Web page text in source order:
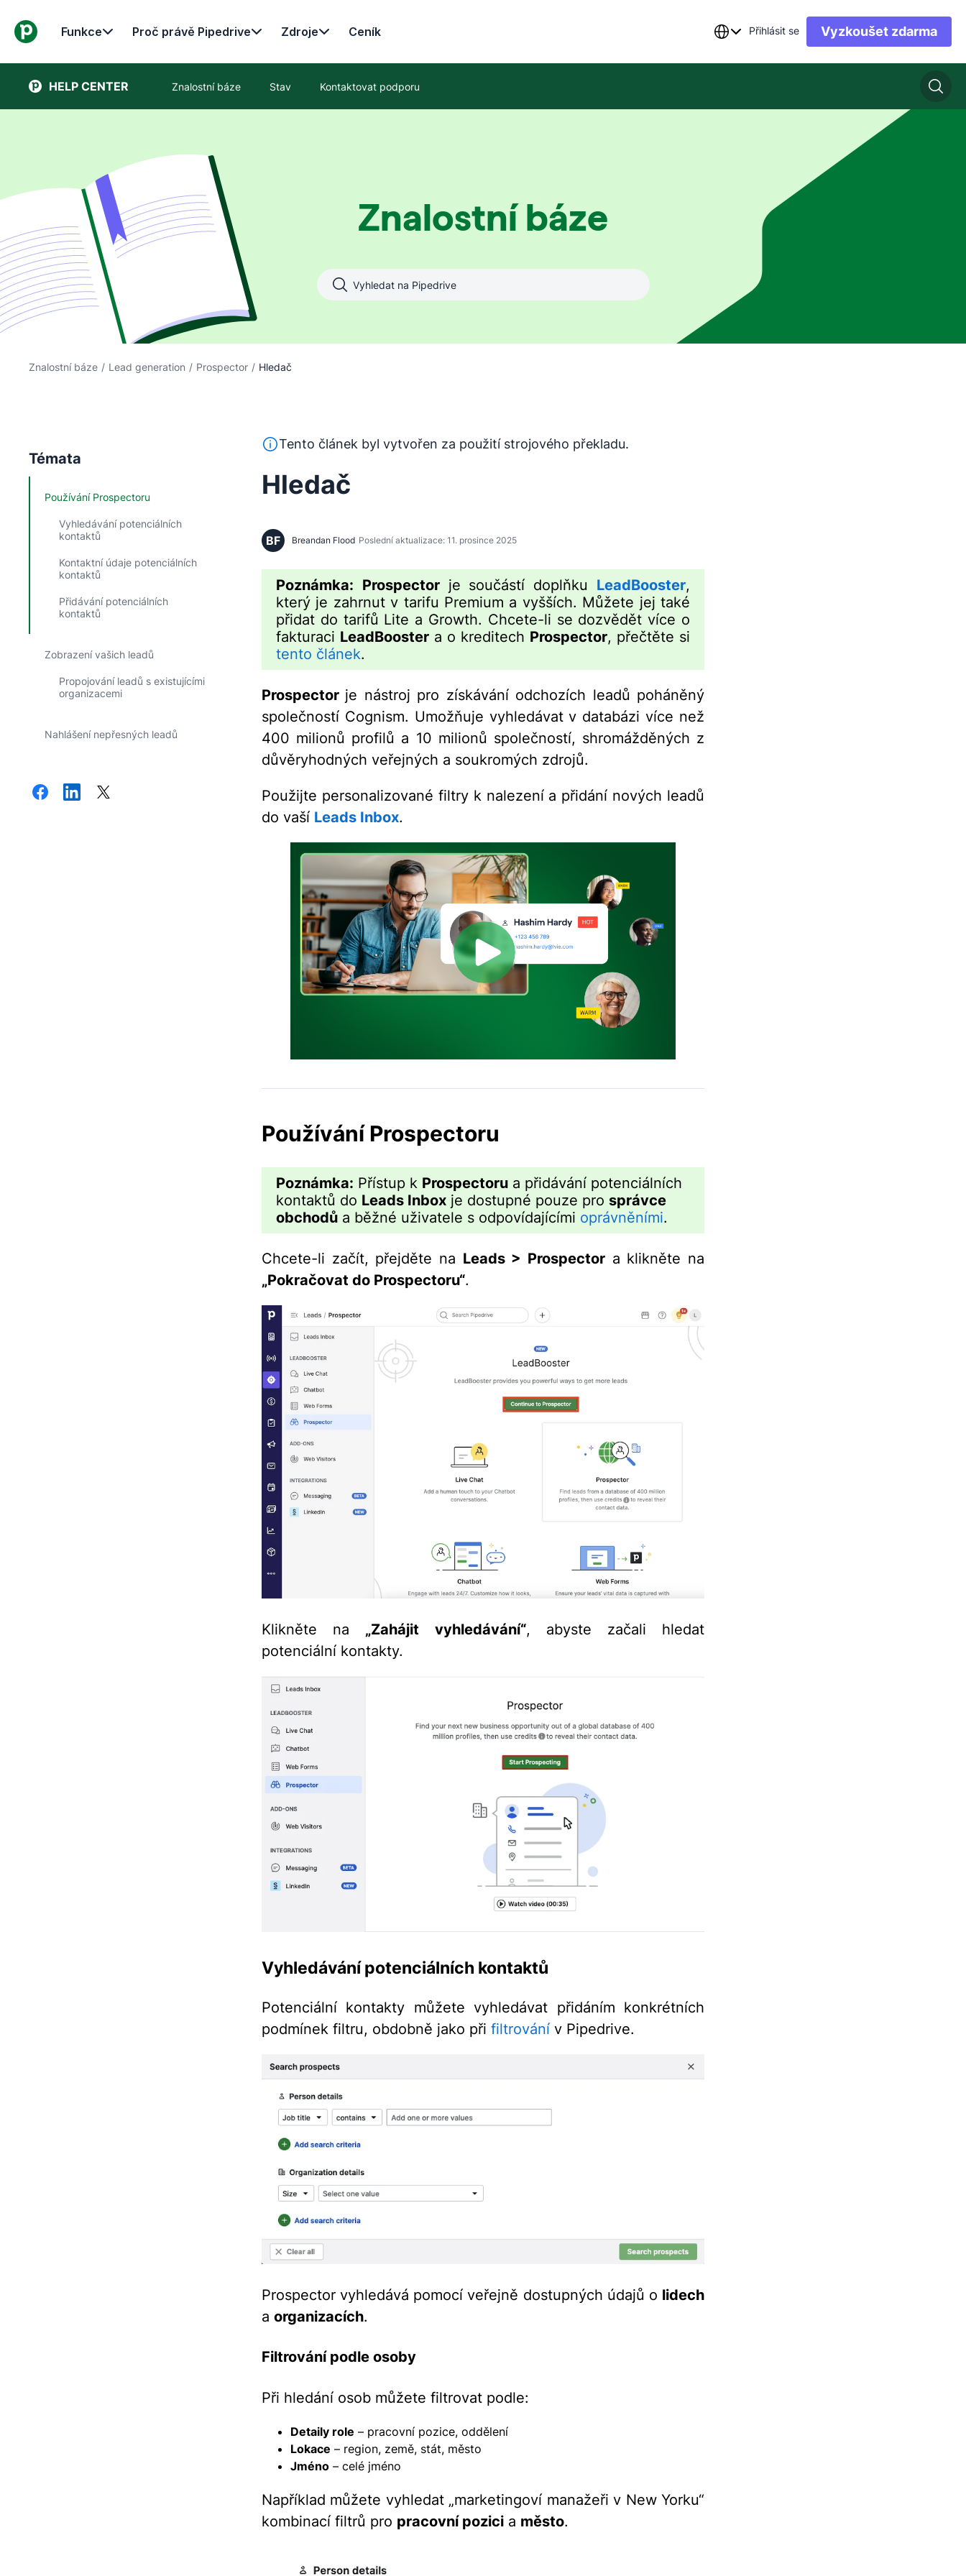
Funkce Proč právě Pipedrive Zdroje Ceník Přihlásit se Vyzkoušet zdarma
HELP CENTER Znalostní báze Stav Kontaktovat podporu
Znalostní báze
Znalostní báze / Lead generation / Prospector / Hledač
Témata
Používání Prospectoru
Vyhledávání potenciálních
kontaktů
Kontaktní údaje potenciálních
kontaktů
Přidávání potenciálních
kontaktů
Zobrazení vašich leadů
Propojování leadů s existujícími
organizacemi
Nahlášení nepřesných leadů
Tento text byl přeložen z angličtiny pomocí nástroje pro strojový překlad bez kontroly člověkem. Stroj mohl určité části
Tento článek byl vytvořen za použití strojového překladu.
Hledač
BF Breandan Flood Poslední aktualizace: 11. prosince 2025
Poznámka: Prospectorje součástí doplňku LeadBooster,
který je zahrnut v tarifu Premium a vyšších. Můžete jej také
přidat do tarifů Lite a Growth. Chcete-li se dozvědět více o
fakturaci LeadBooster a o kreditech Prospector, přečtěte si
tento článek.
Prospector je nástroj pro získávání odchozích leadů poháněný
společností Cognism. Umožňuje vyhledávat v databázi více než
400 milionů profilů a 10 milionů společností, shromážděných z
důvěryhodných veřejných a soukromých zdrojů.
Použijte personalizované filtry k nalezení a přidání nových leadů
do vaší Leads Inbox.
Používání Prospectoru
Poznámka: Přístup k Prospectoru a přidávání potenciálních
kontaktů do Leads Inbox je dostupné pouze pro správce
obchodů a běžné uživatele s odpovídajícími oprávněními.
Chcete-li začít, přejděte na Leads > Prospector a klikněte na
„Pokračovat do Prospectoru“.
Klikněte na „Zahájit vyhledávání“, abyste začali hledat
potenciální kontakty.
Vyhledávání potenciálních kontaktů
Potenciální kontakty můžete vyhledávat přidáním konkrétních
podmínek filtru, obdobně jako při filtrování v Pipedrive.
Prospector vyhledává pomocí veřejně dostupných údajů o lidech
a organizacích.
Filtrování podle osoby
Při hledání osob můžete filtrovat podle:
Detaily role – pracovní pozice, oddělení
Lokace – region, země, stát, město
Jméno – celé jméno
Například můžete vyhledat „marketingoví manažeři v New Yorku“
kombinací filtrů pro pracovní pozici a město.